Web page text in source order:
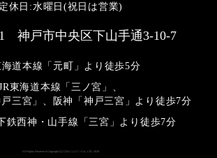
定休日:水曜日(祝日は営業)
神戸市中央区下山手通3-10-7
海道本線「元町」より徒歩5分
東海道本線「三ノ宮」、
三宮」、阪神「神戸三宮」より 徒歩7分
鉄西神・山手線「三宮」より徒歩7分
All Rights Reserved Copyright (C) COL<コルウ> Co., LTD. 2019